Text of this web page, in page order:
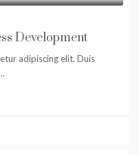
Development
adipiscing elit. Duis